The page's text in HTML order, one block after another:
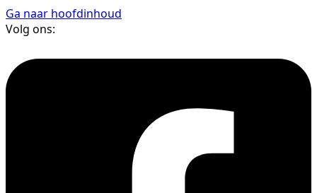
Ga naar hoofdinhoud
Volg ons: